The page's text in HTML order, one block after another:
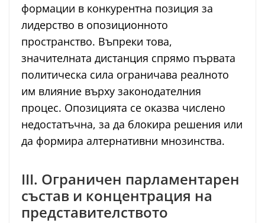
формации в конкурентна позиция за
лидерство в опозиционното
пространство. Въпреки това,
значителната дистанция спрямо първата
политическа сила ограничава реалното
им влияние върху законодателния
процес. Опозицията се оказва числено
недостатъчна, за да блокира решения или
да формира алтернативни мнозинства.
III. Ограничен парламентарен
състав и концентрация на
представителството